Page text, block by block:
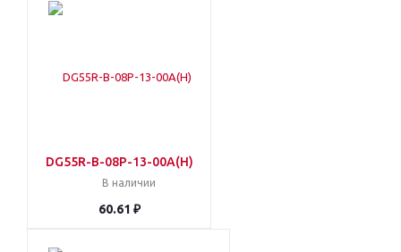
DG55R-B-08P-13-00A(H)
В наличии
60.61 ₽